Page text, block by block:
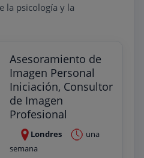
la psicología y la
Asesoramiento de
Imagen Personal
Iniciación, Consultor
de Imagen
Profesional
Londres
una
semana